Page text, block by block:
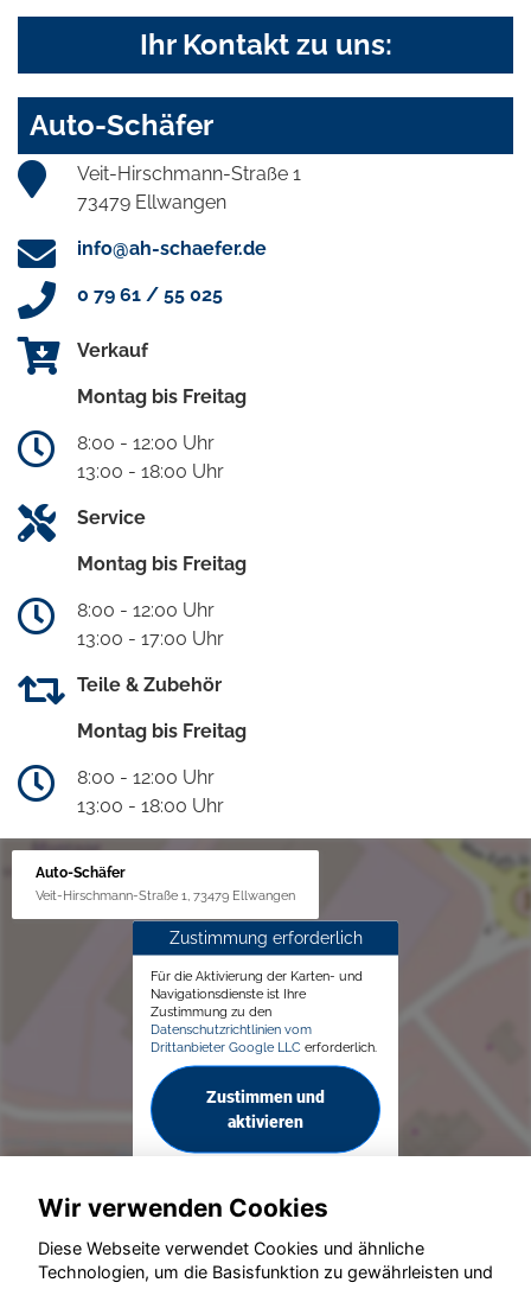
Ihr Kontakt zu uns:
Auto-Schäfer
Veit-Hirschmann-Straße 1
73479 Ellwangen
info@ah-schaefer.de
0 79 61 / 55 025
Verkauf
Montag bis Freitag
8:00 - 12:00 Uhr
13:00 - 18:00 Uhr
Service
Montag bis Freitag
8:00 - 12:00 Uhr
13:00 - 17:00 Uhr
Teile & Zubehör
Montag bis Freitag
8:00 - 12:00 Uhr
13:00 - 18:00 Uhr
Auto-Schäfer
Veit-Hirschmann-Straße 1, 73479 Ellwangen
Zustimmung erforderlich
Für die Aktivierung der Karten- und
Navigationsdienste ist Ihre
Zustimmung zu den
Datenschutzrichtlinien vom
Drittanbieter Google LLC erforderlich.
Zustimmen und
aktivieren
Wir verwenden Cookies
Diese Webseite verwendet Cookies und ähnliche
Technologien, um die Basisfunktion zu gewährleisten und